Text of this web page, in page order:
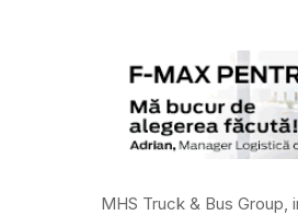
MHS Truck & Bus Group,